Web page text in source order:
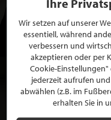
BEWERBEN
Wir setzen auf unserer
essentiell, während
verbessern und
akzeptieren oder per
Cookie-
jederzeit aufrufen
abwählen (z.B. im
erhalten Sie in